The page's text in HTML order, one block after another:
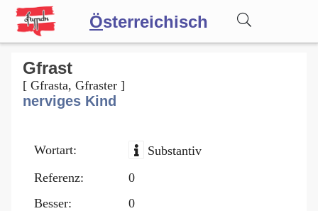
Österreichisch
Wörterbuch
Forum
Blog
Gfrast
[ Gfrasta, Gfraster ]
nerviges Kind
Wortart:
Substantiv
Referenz:
0
Besser:
0